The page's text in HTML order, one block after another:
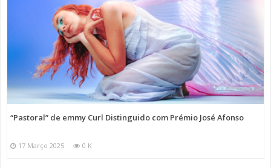
“Pastoral” de emmy Curl Distinguido com Prémio José Afonso
17 Março 2025 0 K